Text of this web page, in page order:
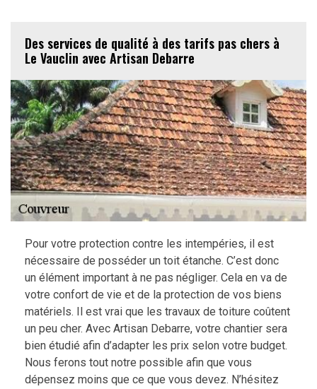
Des services de qualité à des tarifs pas chers à
Le Vauclin avec Artisan Debarre
Pour votre protection contre les intempéries, il est
nécessaire de posséder un toit étanche. C’est donc
un élément important à ne pas négliger. Cela en va de
votre confort de vie et de la protection de vos biens
matériels. Il est vrai que les travaux de toiture coûtent
un peu cher. Avec Artisan Debarre, votre chantier sera
bien étudié afin d’adapter les prix selon votre budget.
Nous ferons tout notre possible afin que vous
dépensez moins que ce que vous devez. N’hésitez